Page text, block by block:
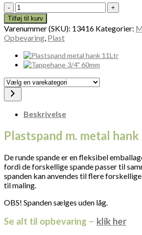
Plastspand
m.
metal
hank
13416
antal
Tilføj til kurv
Varenummer (SKU): 13416 Kategorier:
Opbevaring Plast
Vælg
en
varekategori
Beskrivelse
Plastspand m. metal hank
De runde spande er en fleksibel
fordi de forskellige spande passer til
spanden kan anvendes til flere
til maling.
OBS! Spanden sælges uden låg.
Se alt til opbevaring – klik her